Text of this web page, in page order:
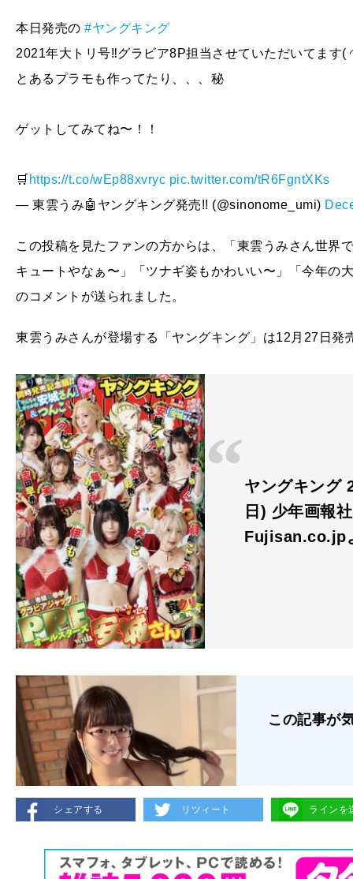
本日発売の #ヤングキング
2021年大トリ号‼️グラビア8P担当させていただいてます(
とあるプラモも作ってたり、、、秘
ゲットしてみてね〜！！
🛒 https://t.co/wEp88xvryc pic.twitter.com/tR6FgntXKs
— 東雲うみ🤖ヤングキング発売!! (@sinonome_umi)
この投稿を見たファンの方からは、「東雲うみさん世界
キュートやなぁ〜」「ツナギ姿もかわいい〜」「今年の
のコメントが送られました。
東雲うみさんが登場する「ヤングキング」は12月27日発
ヤングキング
日) 少年画報社
Fujisan.co.jp
この記事が
シェアする リツィート ラインを